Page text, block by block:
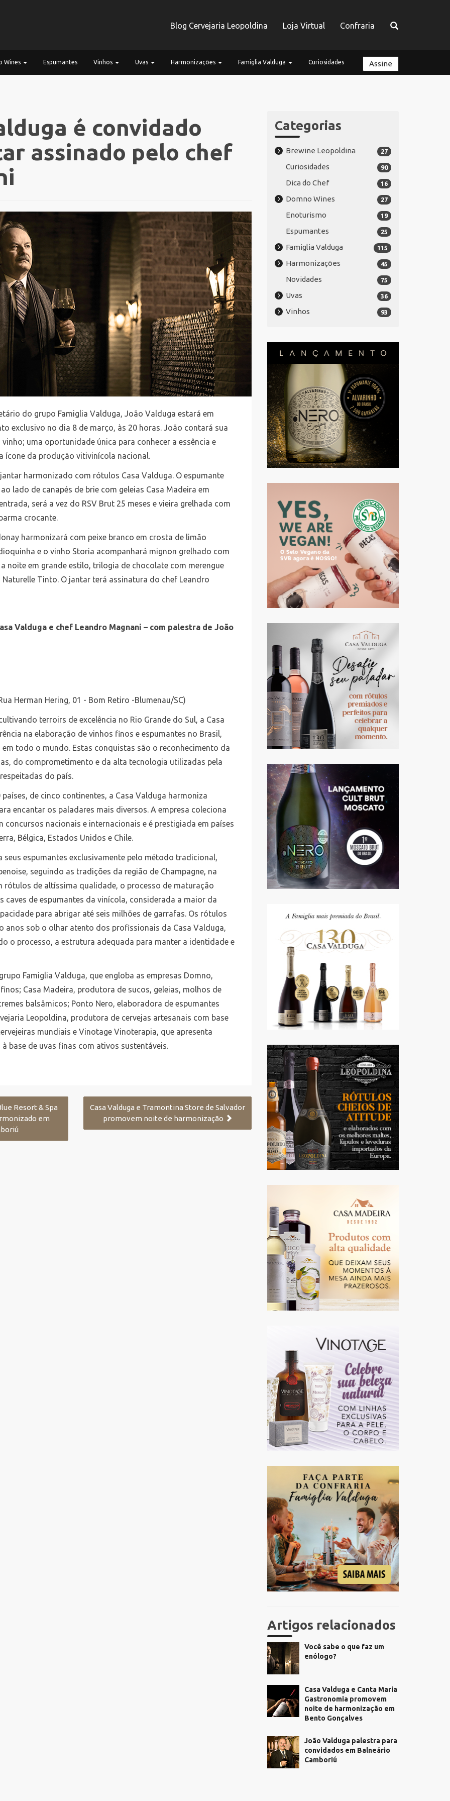
Blog Cervejaria Leopoldina Loja Virtual Confraria
Assine
Wines Espumantes Vinhos Uvas Harmonizações Famiglia Valduga Curiosidades
é convidado
assinado pelo chef
do grupo Famiglia Valduga, João Valduga estará em
exclusivo no dia 8 de março, às 20 horas. João contará sua
uma oportunidade única para conhecer a essência e
ícone da produção vitivinícola nacional.
harmonizado com rótulos Casa Valduga. O espumante
lado de canapés de brie com geleias Casa Madeira em
será a vez do RSV Brut 25 meses e vieira grelhada com
crocante.
harmonizará com peixe branco em crosta de limão
e o vinho Storia acompanhará mignon grelhado com
noite em grande estilo, trilogia de chocolate com merengue
Tinto. O jantar terá assinatura do chef Leandro
Valduga e chef Leandro Magnani – com palestra de João
Herman Hering, 01 - Bom Retiro -Blumenau/SC)
terroirs de excelência no Rio Grande do Sul, a Casa
na elaboração de vinhos finos e espumantes no Brasil,
todo o mundo. Estas conquistas são o reconhecimento da
do comprometimento e da alta tecnologia utilizadas pela
do país.
países, de cinco continentes, a Casa Valduga harmoniza
encantar os paladares mais diversos. A empresa coleciona
concursos nacionais e internacionais e é prestigiada em países
Bélgica, Estados Unidos e Chile.
seus espumantes exclusivamente pelo método tradicional,
seguindo as tradições da região de Champagne, na
rótulos de altíssima qualidade, o processo de maturação
caves de espumantes da vinícola, considerada a maior da
para abrigar até seis milhões de garrafas. Os rótulos
anos sob o olhar atento dos profissionais da Casa Valduga,
o processo, a estrutura adequada para manter a identidade e
Famiglia Valduga, que engloba as empresas Domno,
Casa Madeira, produtora de sucos, geleias, molhos de
balsâmicos; Ponto Nero, elaboradora de espumantes
Leopoldina, produtora de cervejas artesanais com base
mundiais e Vinotage Vinoterapia, que apresenta
base de uvas finas com ativos sustentáveis.
Resort & Spa
em
Casa Valduga e Tramontina Store de Salvador
promovem noite de harmonização
Categorias
27
Brewine Leopoldina
90
Curiosidades
16
Dica do Chef
27
Domno Wines
19
Enoturismo
25
Espumantes
115
Famiglia Valduga
45
Harmonizações
75
Novidades
36
Uvas
93
Vinhos
Artigos relacionados
Você sabe o que faz um
enólogo?
Casa Valduga e Canta Maria
Gastronomia promovem
noite de harmonização em
Bento Gonçalves
João Valduga palestra para
convidados em Balneário
Camboriú